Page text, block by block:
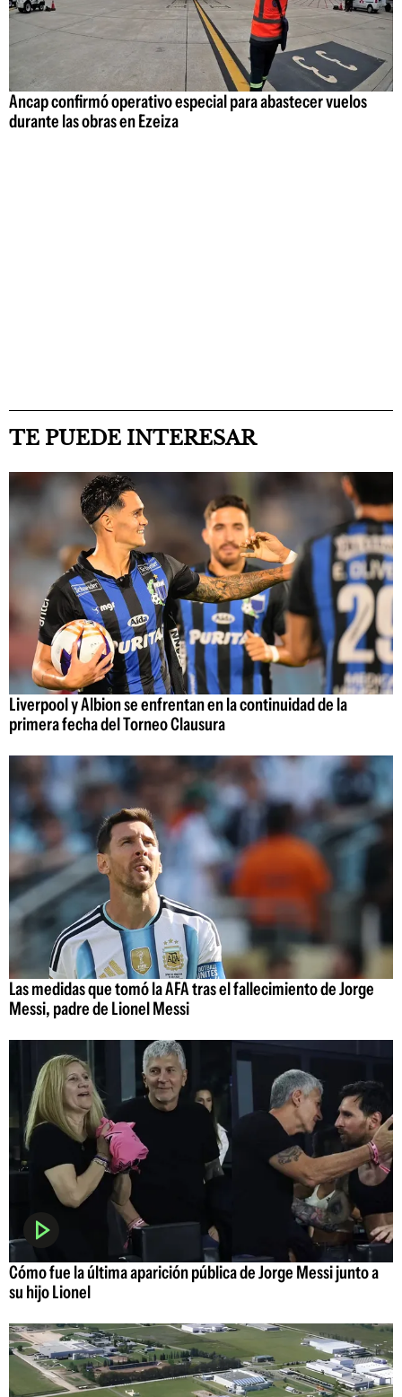
Ancap confirmó operativo especial para abastecer vuelos
durante las obras en Ezeiza
TE PUEDE INTERESAR
Liverpool y Albion se enfrentan en la continuidad de la
primera fecha del Torneo Clausura
Las medidas que tomó la AFA tras el fallecimiento de Jorge
Messi, padre de Lionel Messi
Cómo fue la última aparición pública de Jorge Messi junto a
su hijo Lionel